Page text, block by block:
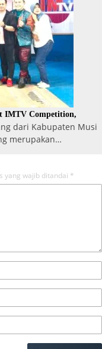
IMTV Competition,
dari Kabupaten Musi
merupakan…
yang wajib ditandai *